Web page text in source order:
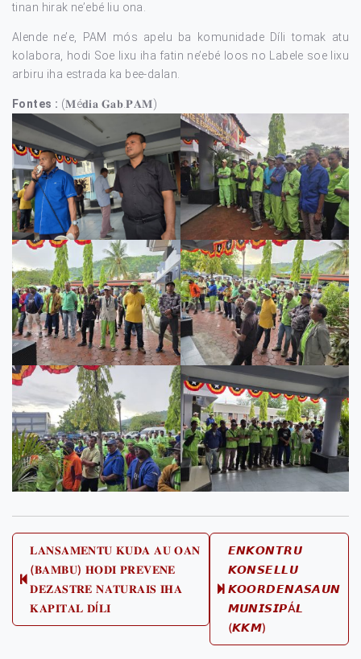
tinan hirak ne’ebé liu ona.
Alende ne’e, PAM mós apelu ba komunidade Díli tomak atu
kolabora, hodi Soe lixu iha fatin ne’ebé loos no Labele soe lixu
arbiru iha estrada ka bee-dalan.
Fontes : (𝐌é𝐝𝐢𝐚 𝐆𝐚𝐛.𝐏𝐀𝐌)
Post
navigationPrevious
post:
𝐋𝐀𝐍𝐒𝐀𝐌𝐄𝐍𝐓𝐔 𝐊𝐔𝐃𝐀 𝐀𝐔 𝐎𝐀𝐍
(𝐁𝐀𝐌𝐁𝐔) 𝐇𝐎𝐃𝐈 𝐏𝐑𝐄𝐕𝐄𝐍𝐄
𝐃𝐄𝐙𝐀𝐒𝐓𝐑𝐄 𝐍𝐀𝐓𝐔𝐑𝐀𝐈𝐒 𝐈𝐇𝐀
𝐊𝐀𝐏𝐈𝐓𝐀𝐋 𝐃Í𝐋𝐈
Next
post:
𝙀𝙉𝙆𝙊𝙉𝙏𝙍𝙐
𝙆𝙊𝙉𝙎𝙀𝙇𝙇𝙐
𝙆𝙊𝙊𝙍𝘿𝙀𝙉𝘼𝙎𝘼𝙐𝙉
𝙈𝙐𝙉𝙄𝙎𝙄𝙋Á𝙇
(𝙆𝙆𝙈)